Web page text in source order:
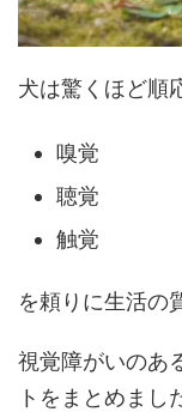
犬は驚くほど順
嗅覚
聴覚
触覚
を頼りに生活の
視覚障がいのあ
トをまとめまし